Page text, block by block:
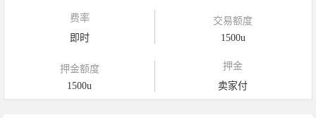
费率
即时
交易额度
1500u
押金额度
1500u
押金
卖家付